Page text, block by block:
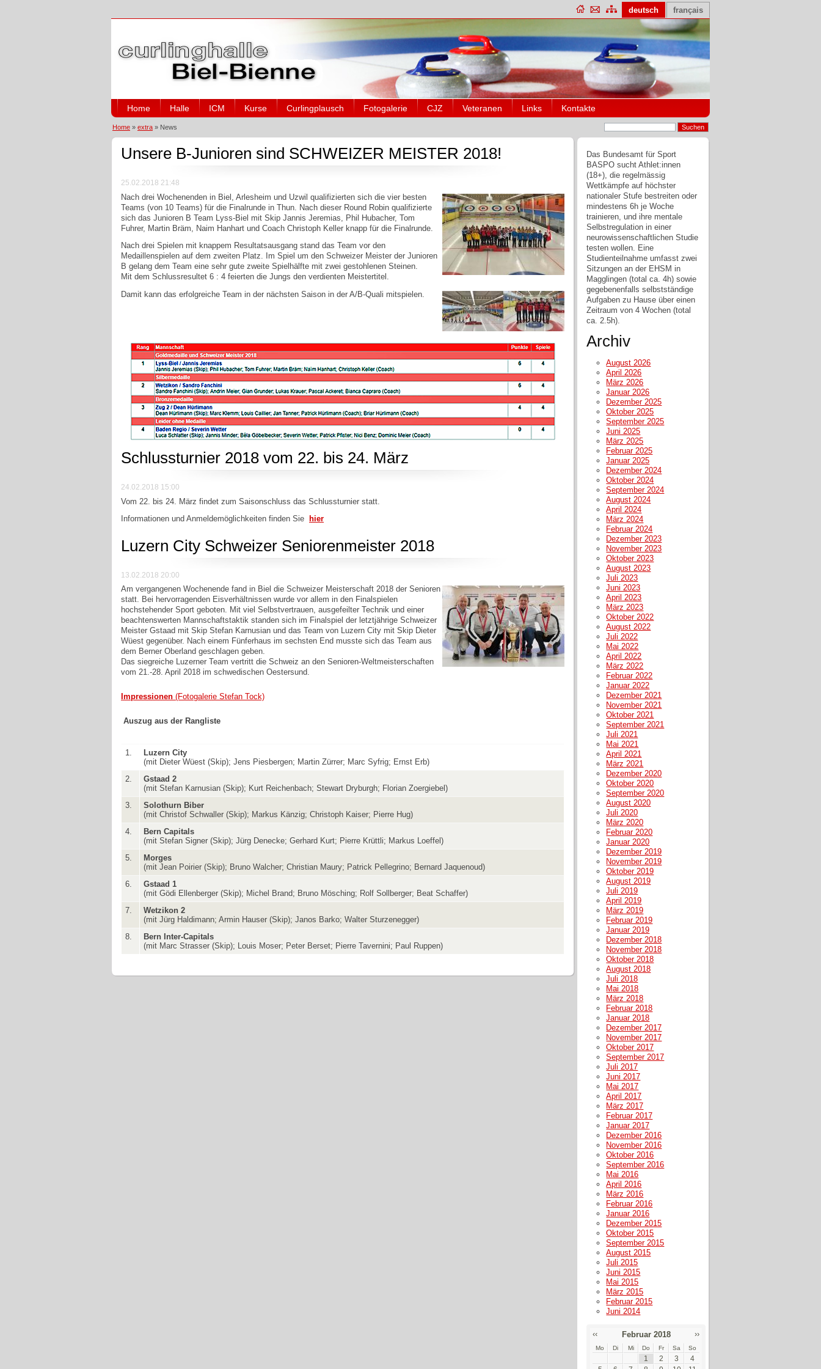
deutsch français
Home Halle ICM Kurse Curlingplausch Fotogalerie CJZ Veteranen Links Kontakte
Home » extra » News
Unsere B-Junioren sind SCHWEIZER MEISTER 2018!
25.02.2018 21:48
Nach drei Wochenenden in Biel, Arlesheim und Uzwil qualifizierten sich die vier besten
Teams (von 10 Teams) für die Finalrunde in Thun. Nach dieser Round Robin qualifizierte
sich das Junioren B Team Lyss-Biel mit Skip Jannis Jeremias, Phil Hubacher, Tom
Fuhrer, Martin Bräm, Naim Hanhart und Coach Christoph Keller knapp für die Finalrunde.
Nach drei Spielen mit knappem Resultatsausgang stand das Team vor den
Medaillenspielen auf dem zweiten Platz. Im Spiel um den Schweizer Meister der Junioren
B gelang dem Team eine sehr gute zweite Spielhälfte mit zwei gestohlenen Steinen.
Mit dem Schlussresultet 6 : 4 feierten die Jungs den verdienten Meistertitel.
Damit kann das erfolgreiche Team in der nächsten Saison in der A/B-Quali mitspielen.
Schlussturnier 2018 vom 22. bis 24. März
24.02.2018 15:00
Vom 22. bis 24. März findet zum Saisonschluss das Schlussturnier statt.
Informationen und Anmeldemöglichkeiten finden Sie
hier
Luzern City Schweizer Seniorenmeister 2018
13.02.2018 20:00
Am vergangenen Wochenende fand in Biel die Schweizer Meisterschaft 2018 der Senioren
statt. Bei hervorragenden Eisverhältnissen wurde vor allem in den Finalspielen
hochstehender Sport geboten. Mit viel Selbstvertrauen, ausgefeilter Technik und einer
beachtenswerten Mannschaftstaktik standen sich im Finalspiel der letztjährige Schweizer
Meister Gstaad mit Skip Stefan Karnusian und das Team von Luzern City mit Skip Dieter
Wüest gegenüber. Nach einem Fünferhaus im sechsten End musste sich das Team aus
dem Berner Oberland geschlagen geben.
Das siegreiche Luzerner Team vertritt die Schweiz an den Senioren-Weltmeisterschaften
vom 21.-28. April 2018 im schwedischen Oestersund.
Impressionen (Fotogalerie Stefan Tock)
Auszug aus der Rangliste
1.
Luzern City
(mit Dieter Wüest (Skip); Jens Piesbergen; Martin Zürrer; Marc Syfrig; Ernst Erb)
2.
Gstaad 2
(mit Stefan Karnusian (Skip); Kurt Reichenbach; Stewart Dryburgh; Florian Zoergiebel)
3.
Solothurn Biber
(mit Christof Schwaller (Skip); Markus Känzig; Christoph Kaiser; Pierre Hug)
4.
Bern Capitals
(mit Stefan Signer (Skip); Jürg Denecke; Gerhard Kurt; Pierre Krüttli; Markus Loeffel)
5.
Morges
(mit Jean Poirier (Skip); Bruno Walcher; Christian Maury; Patrick Pellegrino; Bernard Jaquenoud)
6.
Gstaad 1
(mit Gödi Ellenberger (Skip); Michel Brand; Bruno Mösching; Rolf Sollberger; Beat Schaffer)
7.
Wetzikon 2
(mit Jürg Haldimann; Armin Hauser (Skip); Janos Barko; Walter Sturzenegger)
8.
Bern Inter-Capitals
(mit Marc Strasser (Skip); Louis Moser; Peter Berset; Pierre Tavernini; Paul Ruppen)
Das Bundesamt für Sport
BASPO sucht Athlet:innen
(18+), die regelmässig
Wettkämpfe auf höchster
nationaler Stufe bestreiten oder
mindestens 6h je Woche
trainieren, und ihre mentale
Selbstregulation in einer
neurowissenschaftlichen Studie
testen wollen. Eine
Studienteilnahme umfasst zwei
Sitzungen an der EHSM in
Magglingen (total ca. 4h) sowie
gegebenenfalls selbstständige
Aufgaben zu Hause über einen
Zeitraum von 4 Wochen (total
ca. 2.5h).
Archiv
August 2026
April 2026
März 2026
Januar 2026
Dezember 2025
Oktober 2025
September 2025
Juni 2025
März 2025
Februar 2025
Januar 2025
Dezember 2024
Oktober 2024
September 2024
August 2024
April 2024
März 2024
Februar 2024
Dezember 2023
November 2023
Oktober 2023
August 2023
Juli 2023
Juni 2023
April 2023
März 2023
Oktober 2022
August 2022
Juli 2022
Mai 2022
April 2022
März 2022
Februar 2022
Januar 2022
Dezember 2021
November 2021
Oktober 2021
September 2021
Juli 2021
Mai 2021
April 2021
März 2021
Dezember 2020
Oktober 2020
September 2020
August 2020
Juli 2020
März 2020
Februar 2020
Januar 2020
Dezember 2019
November 2019
Oktober 2019
August 2019
Juli 2019
April 2019
März 2019
Februar 2019
Januar 2019
Dezember 2018
November 2018
Oktober 2018
August 2018
Juli 2018
Mai 2018
März 2018
Februar 2018
Januar 2018
Dezember 2017
November 2017
Oktober 2017
September 2017
Juli 2017
Juni 2017
Mai 2017
April 2017
März 2017
Februar 2017
Januar 2017
Dezember 2016
November 2016
Oktober 2016
September 2016
Mai 2016
April 2016
März 2016
Februar 2016
Januar 2016
Dezember 2015
Oktober 2015
September 2015
August 2015
Juli 2015
Juni 2015
Mai 2015
März 2015
Februar 2015
Juni 2014
‹‹ ››
Februar 2018
Mo Di Mi Do Fr Sa So
1 2 3
4